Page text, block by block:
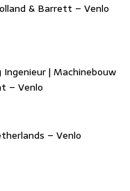
& Barrett – Venlo
| Machinebouw
– Venlo
– Venlo